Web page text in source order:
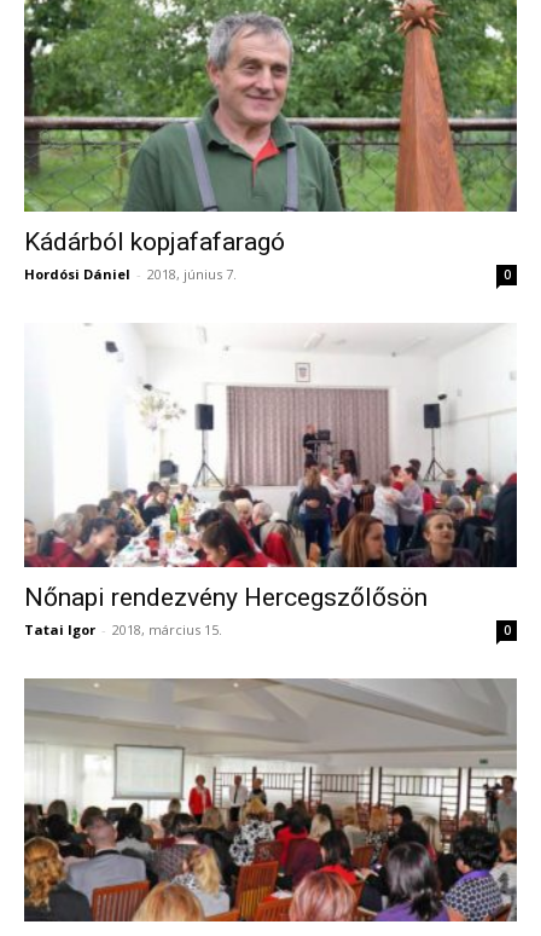
Kádárból kopjafafaragó
Hordósi Dániel - 2018, június 7. 0
Nőnapi rendezvény Hercegszőlősön
Tatai Igor - 2018, március 15. 0